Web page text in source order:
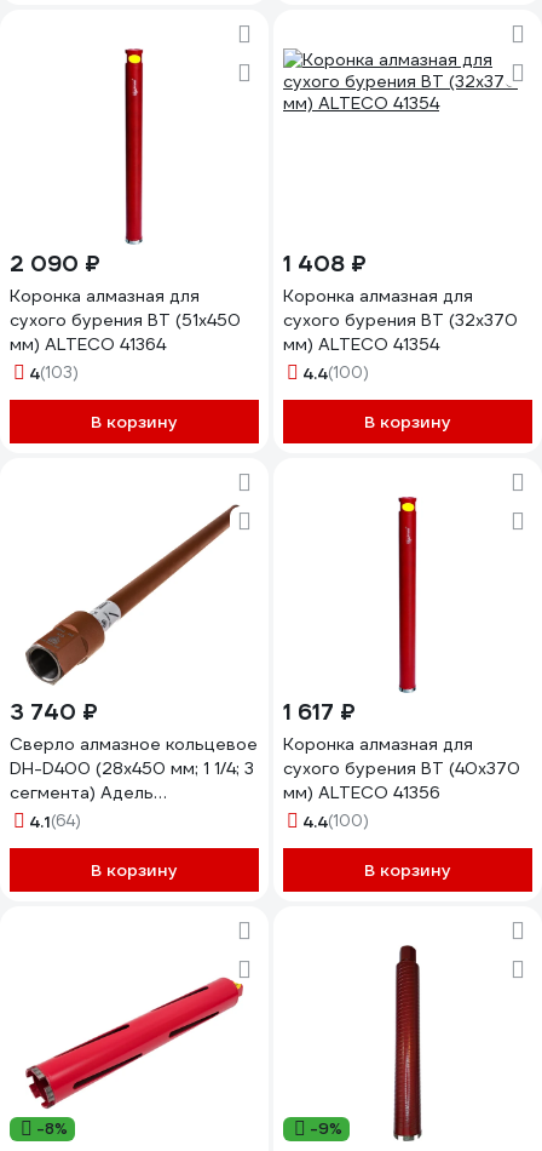
2 090 ₽
Коронка алмазная для
сухого бурения BT (51х450
мм) ALTECO 41364
4(103)
В корзину
1 408 ₽
Коронка алмазная для
сухого бурения BT (32х370
мм) ALTECO 41354
4.4(100)
В корзину
3 740 ₽
Сверло алмазное кольцевое
DH-D400 (28х450 мм; 1 1/4; 3
сегмента) Адель
ДУУ00007914
4.1(64)
В корзину
1 617 ₽
Коронка алмазная для
сухого бурения BT (40х370
мм) ALTECO 41356
4.4(100)
В корзину
-8% -9%